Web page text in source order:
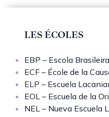
LES ÉCOLES
EBP – Escola
ECF – École de la
ELP – Escuela
EOL – Escuela de la
NEL – Nueva Escuela